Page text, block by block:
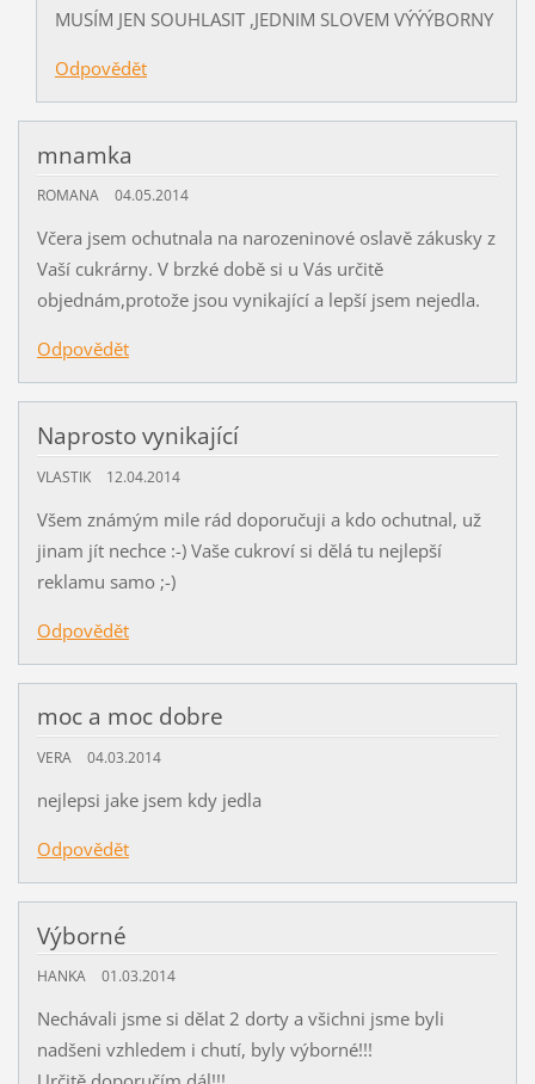
MUSÍM JEN SOUHLASIT ,JEDNIM SLOVEM VÝÝÝBORNY
Odpovědět
mnamka
ROMANA 04.05.2014
Včera jsem ochutnala na narozeninové oslavě zákusky z
Vaší cukrárny. V brzké době si u Vás určitě
objednám,protože jsou vynikající a lepší jsem nejedla.
Odpovědět
Naprosto vynikající
VLASTIK 12.04.2014
Všem známým mile rád doporučuji a kdo ochutnal, už
jinam jít nechce :-) Vaše cukroví si dělá tu nejlepší
reklamu samo ;-)
Odpovědět
moc a moc dobre
VERA 04.03.2014
nejlepsi jake jsem kdy jedla
Odpovědět
Výborné
HANKA 01.03.2014
Nechávali jsme si dělat 2 dorty a všichni jsme byli
nadšeni vzhledem i chutí, byly výborné!!!